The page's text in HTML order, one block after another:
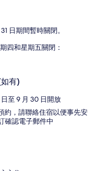
日期間暫時關閉。
四和星期五關閉：
有)
至 9 月 30 日開放
約，請聯絡住宿以便事先安
確認電子郵件中